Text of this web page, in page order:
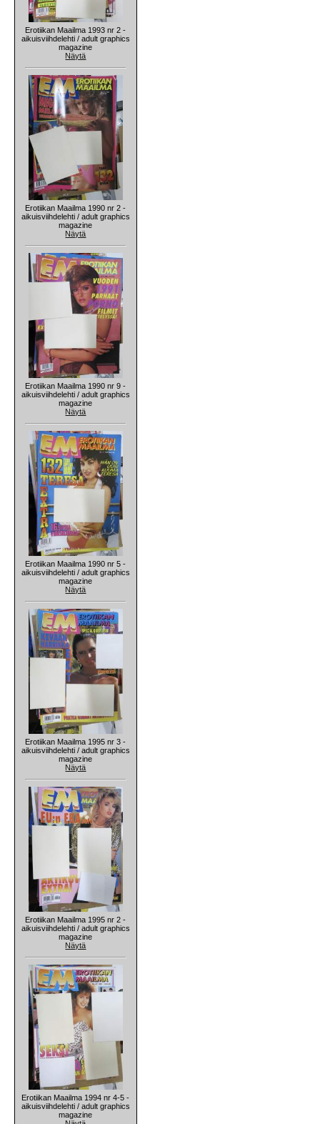
Erotiikan Maailma 1993 nr 2 -
aikuisviihdelehti / adult graphics
magazine
Näytä
Erotiikan Maailma 1990 nr 2 -
aikuisviihdelehti / adult graphics
magazine
Näytä
Erotiikan Maailma 1990 nr 9 -
aikuisviihdelehti / adult graphics
magazine
Näytä
Erotiikan Maailma 1990 nr 5 -
aikuisviihdelehti / adult graphics
magazine
Näytä
Erotiikan Maailma 1995 nr 3 -
aikuisviihdelehti / adult graphics
magazine
Näytä
Erotiikan Maailma 1995 nr 2 -
aikuisviihdelehti / adult graphics
magazine
Näytä
Erotiikan Maailma 1994 nr 4-5 -
aikuisviihdelehti / adult graphics
magazine